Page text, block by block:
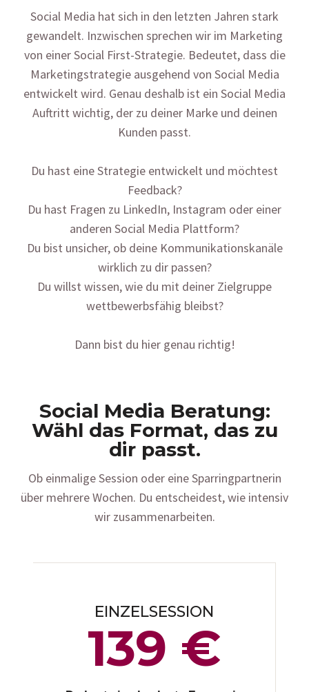
Social Media hat sich in den letzten Jahren stark
gewandelt. Inzwischen sprechen wir im Marketing
von einer Social First-Strategie. Bedeutet, dass die
Marketingstrategie ausgehend von Social Media
entwickelt wird. Genau deshalb ist ein Social Media
Auftritt wichtig, der zu deiner Marke und deinen
Kunden passt.
Du hast eine Strategie entwickelt und möchtest
Feedback?
Du hast Fragen zu LinkedIn, Instagram oder einer
anderen Social Media Plattform?
Du bist unsicher, ob deine Kommunikationskanäle
wirklich zu dir passen?
Du willst wissen, wie du mit deiner Zielgruppe
wettbewerbsfähig bleibst?
Dann bist du hier genau richtig!
Social Media Beratung:
Wähl das Format, das zu
dir passt.
Ob einmalige Session oder eine Sparringpartnerin
über mehrere Wochen. Du entscheidest, wie intensiv
wir zusammenarbeiten.
EINZELSESSION
139 €​